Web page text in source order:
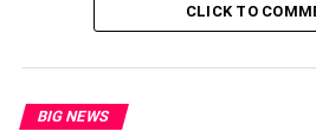
CLICK TO
BIG NEWS